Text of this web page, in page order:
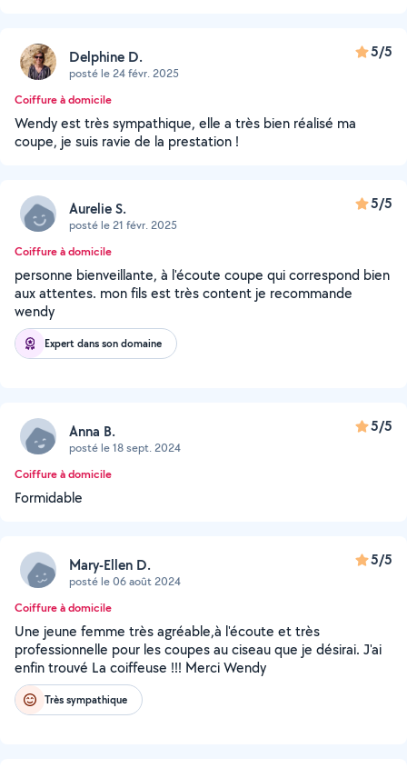
Delphine D.
posté le 24 févr. 2025
5/5
Coiffure à domicile
Wendy est très sympathique, elle a très bien réalisé ma
coupe, je suis ravie de la prestation !
Aurelie S.
posté le 21 févr. 2025
5/5
Coiffure à domicile
personne bienveillante, à l'écoute coupe qui correspond bien
aux attentes. mon fils est très content je recommande
wendy
Expert dans son domaine
Anna B.
posté le 18 sept. 2024
5/5
Coiffure à domicile
Formidable
Mary-Ellen D.
posté le 06 août 2024
5/5
Coiffure à domicile
Une jeune femme très agréable,à l'écoute et très
professionnelle pour les coupes au ciseau que je désirai. J'ai
enfin trouvé La coiffeuse !!! Merci Wendy
Très sympathique